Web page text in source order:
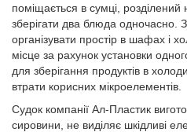
поміщається в сумці, розділений
зберігати два блюда одночасно.
організувати простір в шафах і
місце за рахунок установки
для зберігання продуктів в
втрати корисних мікроелементів.
Судок компанії Ал-Пластик
сировини, не виділяє шкідливі